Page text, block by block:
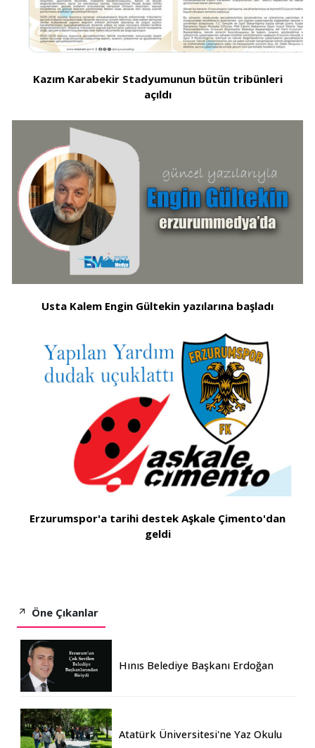
Kazım Karabekir Stadyumunun bütün tribünleri
açıldı
Usta Kalem Engin Gültekin yazılarına başladı
Erzurumspor'a tarihi destek Aşkale Çimento'dan
geldi
Öne Çıkanlar
Hınıs Belediye Başkanı Erdoğan
Atatürk Üniversitesi'ne Yaz Okulu